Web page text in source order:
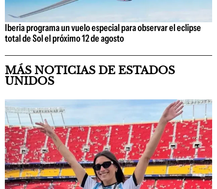
Iberia programa un vuelo especial para observar el eclipse
total de Sol el próximo 12 de agosto
MÁS NOTICIAS DE ESTADOS
UNIDOS